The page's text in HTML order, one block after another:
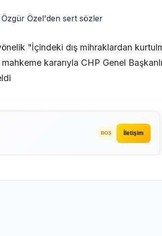
"İçindeki dış mihraklardan
kararıyla CHP Genel
BOŞ İletişim